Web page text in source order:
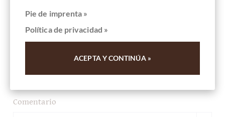
Ihre Meinung
Comentario
Pie de imprenta »
Política de privacidad »
ACEPTA Y CONTINÚA »